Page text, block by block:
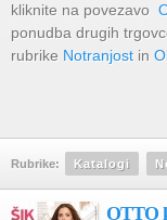
kliknite na povezavo
ponudba drugih
rubrike Notranjost in
Rubrike: Katalogi
OTTO